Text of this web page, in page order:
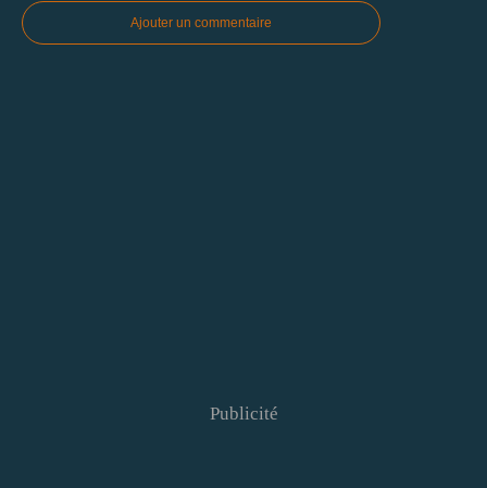
Ajouter un commentaire
Publicité